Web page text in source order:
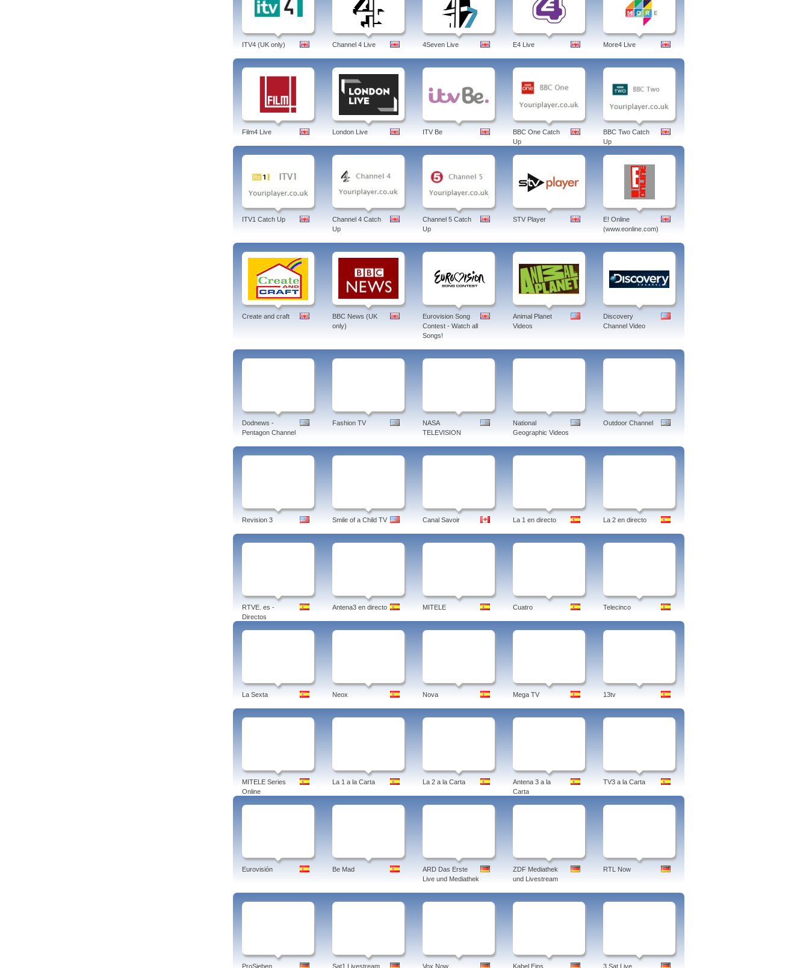
ITV4 (UK only) Channel 4 Live 4Seven Live E4 Live More4 Live
Film4 Live London Live ITV Be
BBC One Catch
Up
BBC Two Catch
Up
ITV1 Catch Up
Channel 4 Catch
Up
Channel 5 Catch
Up
STV Player
E! Online
(www.eonline.com)
Create and craft
BBC News (UK
only)
Eurovision Song
Contest - Watch all
Songs!
Animal Planet
Videos
Discovery
Channel Video
Dodnews -
Pentagon Channel
Fashion TV
NASA
TELEVISION
National
Geographic Videos
Outdoor Channel
Revision 3 Smile of a Child TV Canal Savoir La 1 en directo La 2 en directo
RTVE. es -
Directos
Antena3 en directo MITELE Cuatro Telecinco
La Sexta Neox Nova Mega TV 13tv
MITELE Series
Online
La 1 a la Carta La 2 a la Carta
Antena 3 a la
Carta
TV3 a la Carta
Eurovisión Be Mad
ARD Das Erste
Live und Mediathek
ZDF Mediathek
und Livestream
RTL Now
ProSieben Sat1 Livestream Vox Now Kabel Eins 3 Sat Live